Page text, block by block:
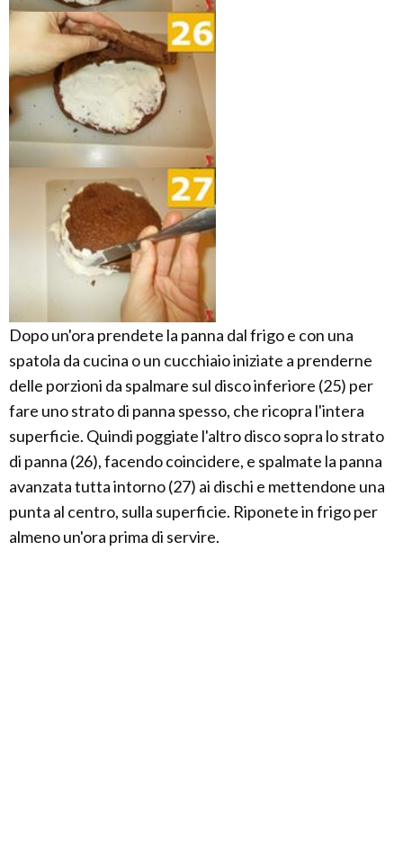
Dopo un'ora prendete la panna dal frigo e con una
spatola da cucina o un cucchiaio iniziate a prenderne
delle porzioni da spalmare sul disco inferiore (25) per
fare uno strato di panna spesso, che ricopra l'intera
superficie. Quindi poggiate l'altro disco sopra lo strato
di panna (26), facendo coincidere, e spalmate la panna
avanzata tutta intorno (27) ai dischi e mettendone una
punta al centro, sulla superficie. Riponete in frigo per
almeno un'ora prima di servire.